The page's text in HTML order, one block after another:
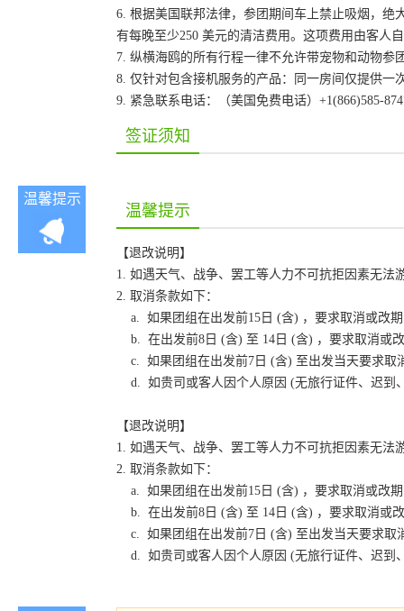
6. 根据美国联邦法律，参团期间车上禁止吸烟，
有每晚至少250 美元的清洁费用。这项费用由客人
7. 纵横海鸥的所有行程一律不允许带宠物和动物参
8. 仅针对包含接机服务的产品：同一房间仅提供
9. 紧急联系电话：（美国免费电话）+1(866)585-
签证须知
温馨提示
温馨提示
【退改说明】
1. 如遇天气、战争、罢工等人力不可抗拒因素无
2. 取消条款如下：
a. 如果团组在出发前15日 (含) ，要求取消或改
b. 在出发前8日 (含) 至 14日 (含) ，要求取消或
c. 如果团组在出发前7日 (含) 至出发当天要求取
d. 如贵司或客人因个人原因 (无旅行证件、迟到
【退改说明】
1. 如遇天气、战争、罢工等人力不可抗拒因素无
2. 取消条款如下：
a. 如果团组在出发前15日 (含) ，要求取消或改
b. 在出发前8日 (含) 至 14日 (含) ，要求取消或
c. 如果团组在出发前7日 (含) 至出发当天要求取
d. 如贵司或客人因个人原因 (无旅行证件、迟到